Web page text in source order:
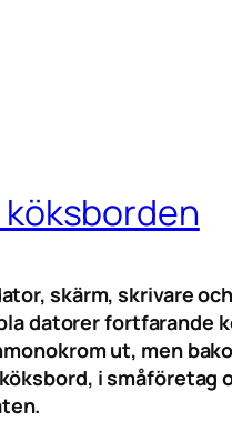
skärm, skrivare
datorer fortfarande
ut, men
i småföretag